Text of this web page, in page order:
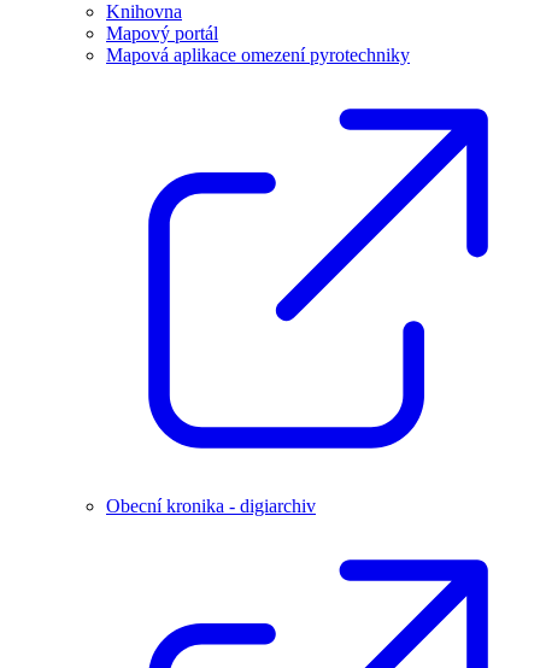
Knihovna
Mapový portál
Mapová aplikace omezení pyrotechniky
Obecní kronika - digiarchiv